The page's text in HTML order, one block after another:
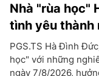
Nhà "rùa học"
tình yêu thành
PGS.TS Hà Đình
học" với những
ngày 7/8/2026,